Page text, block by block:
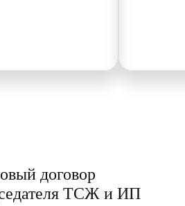
договор
ТСЖ и ИП